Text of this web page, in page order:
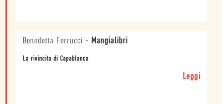
Benedetta Ferrucci - Mangialibri
La rivincita di Capablanca
Leggi